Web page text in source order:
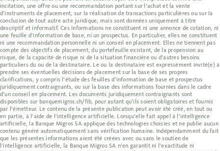
incitation, une offre ou une recommandation portant sur l’achat et la vente
d’instruments de placement, sur la réalisation de transactions particulières ou sur la
conclusion de tout autre acte juridique, mais sont données uniquement à titre
descriptif et informatif. Ces informations ne constituent ni une annonce de cotation, ni
une feuille d’information de base, ni un prospectus. En particulier, elles ne constituent
ni une recommandation personnelle ni un conseil en placement. Elles ne tiennent pas
compte des objectifs de placement, du portefeuille existant, de la propension au
risque, de la capacité de risque ni de la situation financière ou d’autres besoins
particuliers du ou de la destinataire. Le ou la destinataire est expressément invité(e) à
prendre ses éventuelles décisions de placement sur la base de ses propres
clarifications, y compris l’étude des feuilles d’information de base et prospectus
juridiquement contraignants, ou sur la base des informations fournies dans le cadre
d’un conseil en placement. Les documents juridiquement contraignants sont
disponibles sur banquemigros.ch/fib, pour autant qu’ils soient obligatoires et fournis
par l’émetteur. Le contenu de la présente publication peut avoir été créé, en tout ou
en partie, à l’aide de l’intelligence artificielle. Lorsqu’elle fait appel à l’intelligence
artificielle, la Banque Migros SA applique des technologies choisies et ne publie aucun
contenu généré automatiquement sans vérification humaine. Indépendamment du fait
que les présentes informations aient été créées avec ou sans le soutien de
l’intelligence artificielle, la Banque Migros SA n’en garantit ni l’exactitude ni